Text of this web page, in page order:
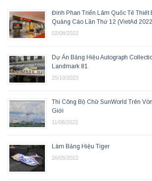
Đinh Phan Triển Lãm Quốc Tế Thiết
Quảng Cáo Lần Thứ 12 (VietAd
02/08/2022
Dự Án Bảng Hiệu Autograph
Landmark 81
25/10/2023
Thi Công Bộ Chữ SunWorld Trên
Giới
11/08/2022
Làm Bảng Hiệu Tiger
26/05/2022